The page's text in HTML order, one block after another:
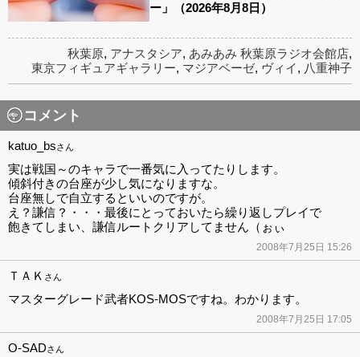
ー」（2026年8月8日）
秋葉原, アナスタシア, あみあみ 秋葉原ラジオ会館店,
東京フィギュアギャラリー, マジアベーゼ, ヴィイ, 八重神子
コメント
katuo_bsさん
実は戦国～のキャラで一番気に入ってたりします。
傾斜付きの台座が少し気になりますな。
台座無しで自立するといいのですが。
え？謙信？・・・最後にとっておいたら繰り返しプレイで
飽きてしまい、謙信ルートクリアしてません（ぉぃ
2008年7月25日 15:26
ＴＡＫ さん
マスターグレード武者KOS-MOSですね。わかります。
2008年7月25日 17:05
O-SADさん